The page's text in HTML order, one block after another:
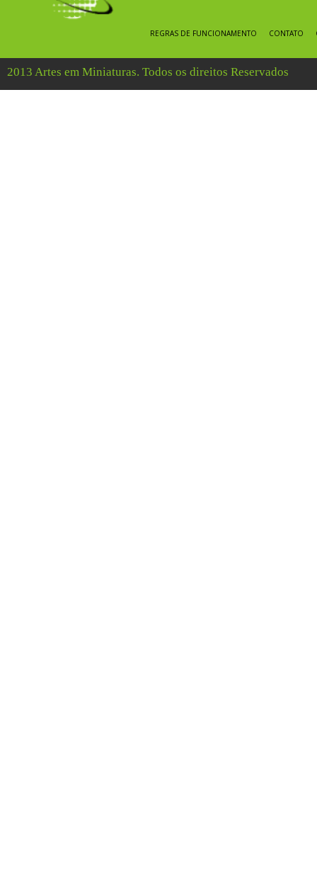
REGRAS DE FUNCIONAMENTO CONTATO
2013 Artes em Miniaturas. Todos os direitos Reservados